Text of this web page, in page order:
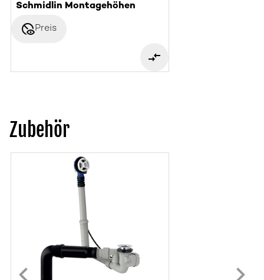
Schmidlin Montagehöhen
disabled_visiblePreis
Zubehör